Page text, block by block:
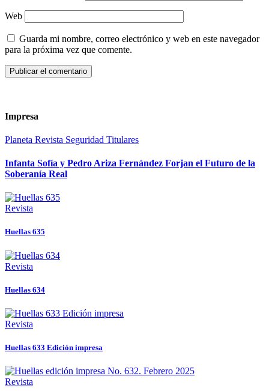
Web
Guarda mi nombre, correo electrónico y web en este navegador
para la próxima vez que comente.
Impresa
Planeta Revista Seguridad Titulares
Infanta Sofía y Pedro Ariza Fernández Forjan el Futuro de la
Soberanía Real
Revista
Huellas 635
Revista
Huellas 634
Revista
Huellas 633 Edición impresa
Revista